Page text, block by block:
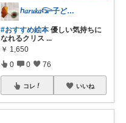
ℎ𝑎𝑟𝑢𝑘𝑎𓅼子ども/暮らし
#おすすめ絵本 優しい気持ちに
なれるクリス ...
￥ 1,650
0 0 76
コレ いいね